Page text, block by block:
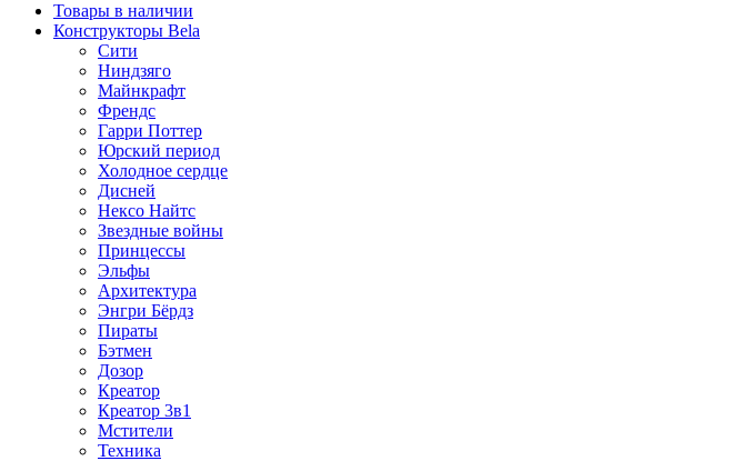
Товары в наличии
Конструкторы Bela
Сити
Ниндзяго
Майнкрафт
Френдс
Гарри Поттер
Юрский период
Холодное сердце
Дисней
Нексо Найтс
Звездные войны
Принцессы
Эльфы
Архитектура
Энгри Бёрдз
Пираты
Бэтмен
Дозор
Креатор
Креатор 3в1
Мстители
Техника